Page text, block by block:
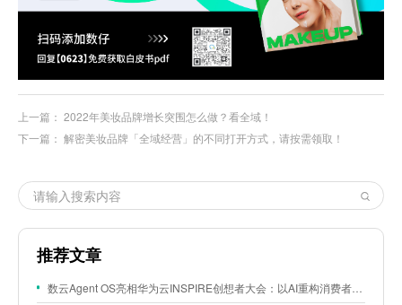
上一篇： 2022年美妆品牌增长突围怎么做？看全域！
下一篇： 解密美妆品牌「全域经营」的不同打开方式，请按需领取！
推荐文章
数云Agent OS亮相华为云INSPIRE创想者大会：以AI重构消费者运营与零售营销新范式